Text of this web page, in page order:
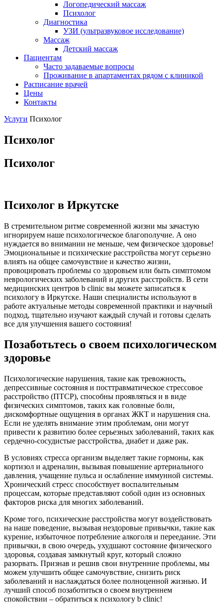
Логопедический массаж
Психолог
Диагностика
УЗИ (ультразвуковое исследование)
Массаж
Детский массаж
Пациентам
Часто задаваемые вопросы
Проживание в апартаментах рядом с клиникой
Расписание врачей
Цены
Контакты
Услуги Психолог
Психолог
Психолог
Психолог в Иркутске
В стремительном ритме современной жизни мы зачастую
игнорируем наше психологическое благополучие. А оно
нуждается во внимании не меньше, чем физическое здоровье!
Эмоциональные и психические расстройства могут серьезно
влиять на общее самочувствие и качество жизни,
провоцировать проблемы со здоровьем или быть симптомом
неврологических заболеваний и других расстройств. В сети
медицинских центров b clinic вы можете записаться к
психологу в Иркутске. Наши специалисты используют в
работе актуальные методы современной практики и научный
подход, тщательно изучают каждый случай и готовы сделать
все для улучшения вашего состояния!
Позаботьтесь о своем психологическом
здоровье
Психологические нарушения, такие как тревожность,
депрессивные состояния и посттравматическое стрессовое
расстройство (ПТСР), способны проявляться и в виде
физических симптомов, таких как головные боли,
дискомфортные ощущения в органах ЖКТ и нарушения сна.
Если не уделять внимание этим проблемам, они могут
привести к развитию более серьезных заболеваний, таких как
сердечно-сосудистые расстройства, диабет и даже рак.
В условиях стресса организм выделяет такие гормоны, как
кортизол и адреналин, вызывая повышение артериального
давления, учащение пульса и ослабление иммунной системы.
Хронический стресс способствует воспалительным
процессам, которые представляют собой один из основных
факторов риска для многих заболеваний.
Кроме того, психические расстройства могут воздействовать
на наше поведение, вызывая нездоровые привычки, такие как
курение, избыточное потребление алкоголя и переедание. Эти
привычки, в свою очередь, ухудшают состояние физического
здоровья, создавая замкнутый круг, который сложно
разорвать. Признав и решив свои внутренние проблемы, мы
можем улучшить общее самочувствие, снизить риск
заболеваний и наслаждаться более полноценной жизнью. И
лучший способ позаботиться о своем внутреннем
спокойствии – обратиться к психологу b clinic!